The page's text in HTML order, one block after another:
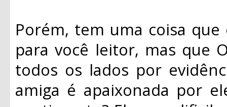
Porém, tem uma coisa
para você leitor, mas que
todos os lados por
amiga é apaixonada por